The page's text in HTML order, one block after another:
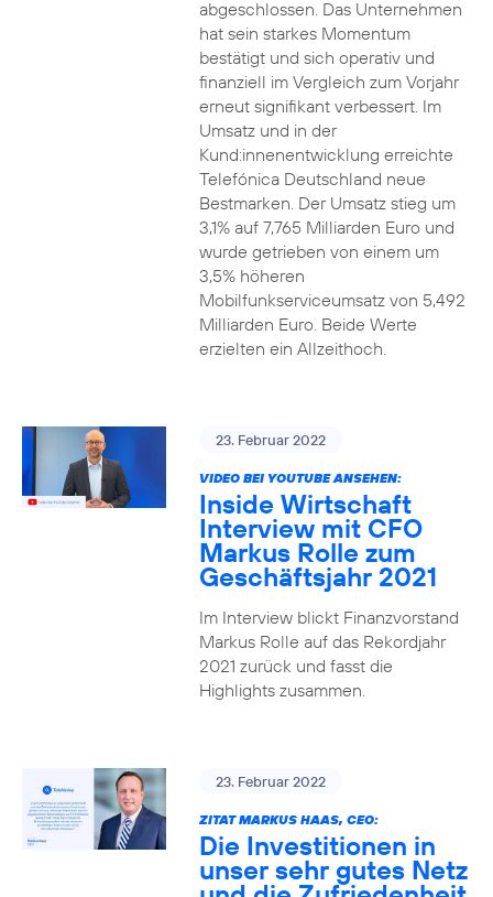
abgeschlossen. Das Unternehmen
hat sein starkes Momentum
bestätigt und sich operativ und
finanziell im Vergleich zum Vorjahr
erneut signifikant verbessert. Im
Umsatz und in der
Kund:innenentwicklung erreichte
Telefónica Deutschland neue
Bestmarken. Der Umsatz stieg um
3,1% auf 7,765 Milliarden Euro und
wurde getrieben von einem um
3,5% höheren
Mobilfunkserviceumsatz von 5,492
Milliarden Euro. Beide Werte
erzielten ein Allzeithoch.
23. Februar 2022
VIDEO BEI YOUTUBE ANSEHEN:
Inside Wirtschaft
Interview mit CFO
Markus Rolle zum
Geschäftsjahr 2021
Im Interview blickt Finanzvorstand
Markus Rolle auf das Rekordjahr
2021 zurück und fasst die
Highlights zusammen.
23. Februar 2022
ZITAT MARKUS HAAS, CEO:
Die Investitionen in
unser sehr gutes Netz